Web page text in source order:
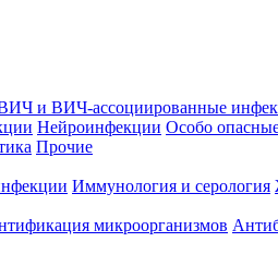
и ВИЧ-ассоциированные
Нейроинфекции Особо
Прочие
Иммунология и серология
микроорганизмов